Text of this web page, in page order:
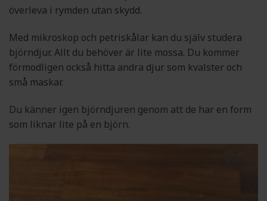
överleva i rymden utan skydd.
Med mikroskop och petriskålar kan du själv studera
björndjur. Allt du behöver är lite mossa. Du kommer
förmodligen också hitta andra djur som kvalster och
små maskar.
Du känner igen björndjuren genom att de har en form
som liknar lite på en björn.